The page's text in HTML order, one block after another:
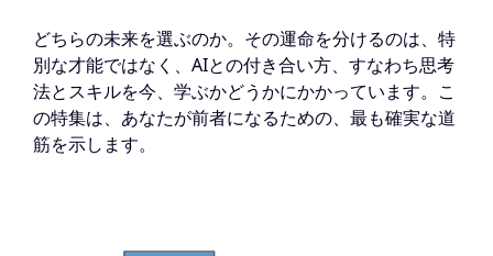
どちらの未来を選ぶのか。その運命を分けるのは、特
別な才能ではなく、AIとの付き合い方、すなわち思考
法とスキルを今、学ぶかどうかにかかっています。こ
の特集は、あなたが前者になるための、最も確実な道
筋を示します。